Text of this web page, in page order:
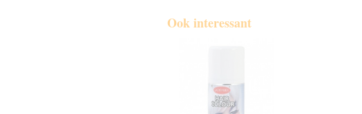
Ook interessant